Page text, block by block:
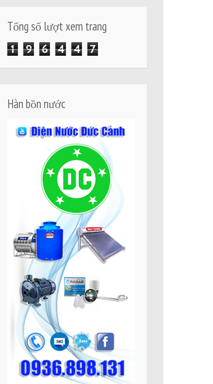
Tổng số lượt xem trang
1 9 6 4 4 7
Hàn bồn nước